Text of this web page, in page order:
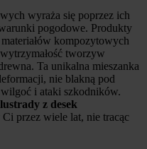
wyraża się poprzez ich
pogodowe. Produkty
kompozytowych
tworzyw
Ta unikalna mieszanka
nie blakną pod
wilgoć i ataki szkodników.
z desek
Ci przez wiele lat, nie tracąc